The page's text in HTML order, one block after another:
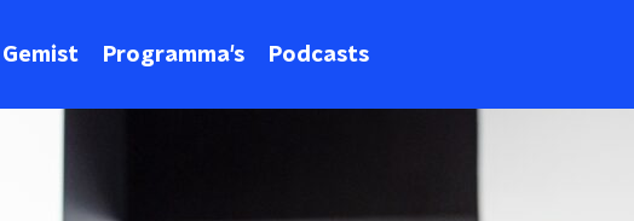
Gemist Programma's Podcasts